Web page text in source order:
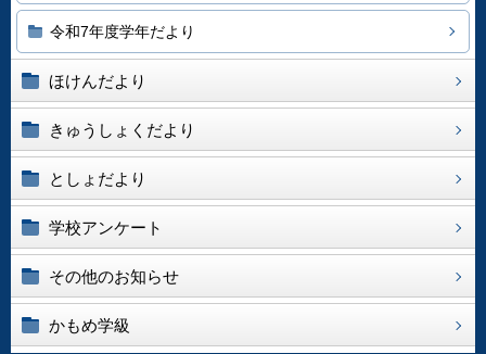
令和7年度学年だより
ほけんだより
きゅうしょくだより
としょだより
学校アンケート
その他のお知らせ
かもめ学級